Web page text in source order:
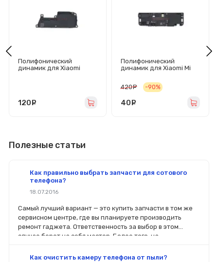
Полифонический
динамик для Xiaomi
120
Полифонический
динамик для Xiaomi Mi
420
руб.
-90%
40
Полезные статьи
Как правильно выбрать запчасти для сотового
телефона?
18.07.2016
Самый лучший вариант — это купить запчасти в том же
сервисном центре, где вы планируете производить
ремонт гаджета. Ответственность за выбор в этом
случае берет на себя мастер. Более того, на
вы планируете делать ремонт самостоятельно, то выбор
Как очистить камеру телефона от пыли?